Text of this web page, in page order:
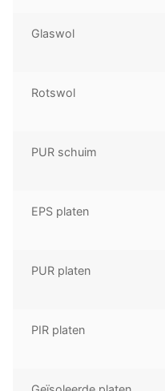
Glaswol
Rotswol
PUR schuim
EPS platen
PUR platen
PIR platen